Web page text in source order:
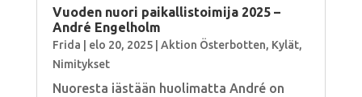
Vuoden nuori paikallistoimija 2025 –
André Engelholm
Frida elo 20, 2025| Aktion Österbotten, Kylät,
Nimitykset
Nuoresta iästään huolimatta André on